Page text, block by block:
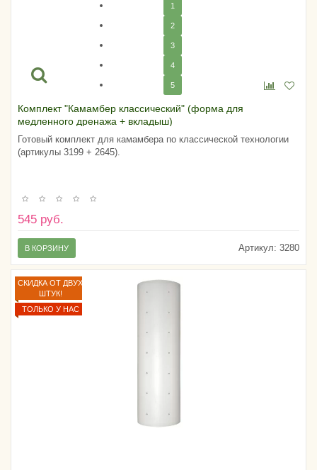
1
2
3
4
5
Комплект "Камамбер классический" (форма для
медленного дренажа + вкладыш)
Готовый комплект для камамбера по классической технологии
(артикулы 3199 + 2645).
545 руб.
Артикул: 3280
В КОРЗИНУ
СКИДКА ОТ ДВУХ
ШТУК!
ТОЛЬКО У НАС